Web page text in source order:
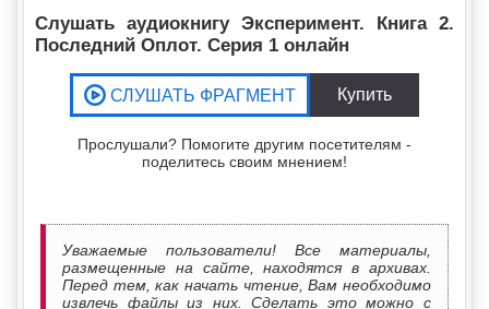
Слушать аудиокнигу Эксперимент. Книга 2.
Последний Оплот. Серия 1 онлайн
Прослушали? Помогите другим посетителям -
поделитесь своим мнением!
Уважаемые пользователи! Все материалы,
размещенные на сайте, находятся в архивах.
Перед тем, как начать чтение, Вам необходимо
извлечь файлы из них. Сделать это можно с